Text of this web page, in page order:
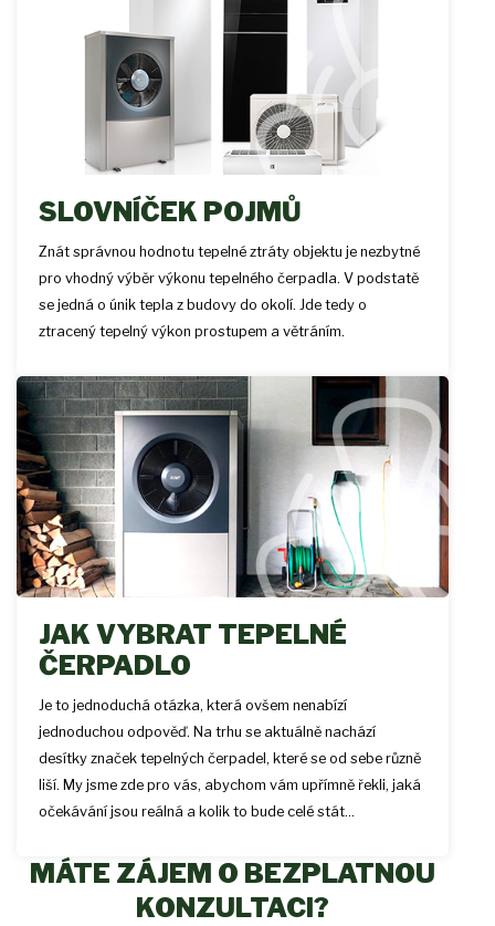
SLOVNÍČEK POJMŮ
Znát správnou hodnotu tepelné ztráty objektu je nezbytné
pro vhodný výběr výkonu tepelného čerpadla. V podstatě
se jedná o únik tepla z budovy do okolí. Jde tedy o
ztracený tepelný výkon prostupem a větráním.
JAK VYBRAT TEPELNÉ
ČERPADLO
Je to jednoduchá otázka, která ovšem nenabízí
jednoduchou odpověď. Na trhu se aktuálně nachází
desítky značek tepelných čerpadel, které se od sebe různě
liší. My jsme zde pro vás, abychom vám upřímně řekli, jaká
očekávání jsou reálná a kolik to bude celé stát...
MÁTE ZÁJEM O BEZPLATNOU
KONZULTACI?